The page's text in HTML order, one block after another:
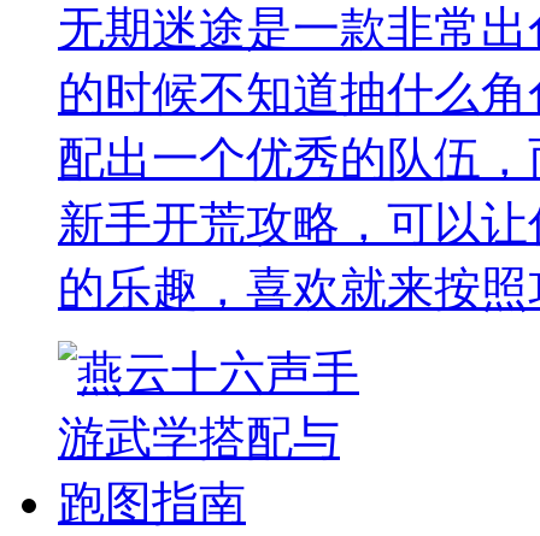
无期迷途是一款非常
的时候不知道抽什么
配出一个优秀的队伍
新手开荒攻略，可以
的乐趣，喜欢就来按